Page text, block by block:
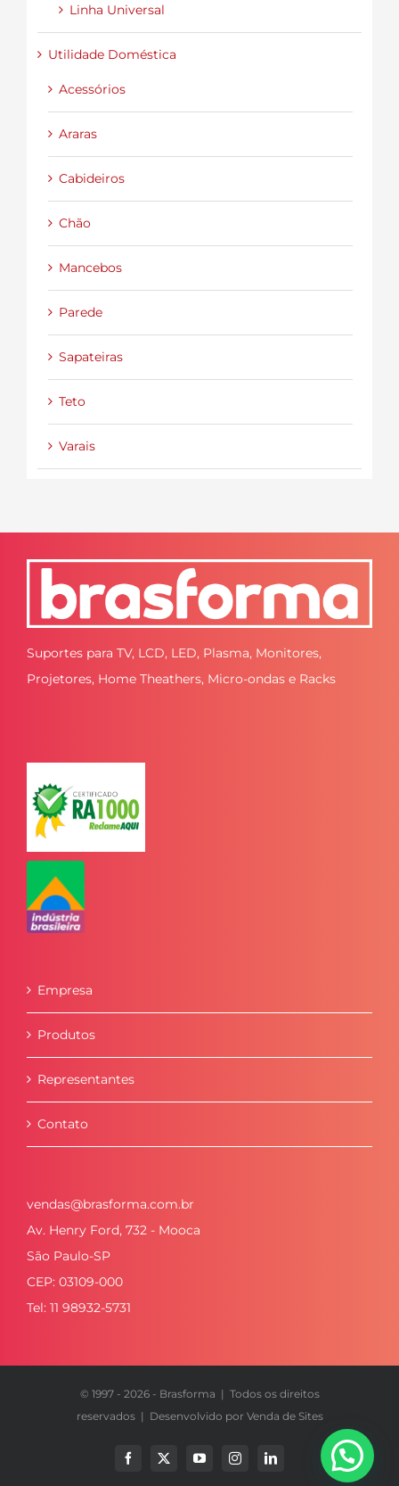
Linha Universal
Utilidade Doméstica
Acessórios
Araras
Cabideiros
Chão
Mancebos
Parede
Sapateiras
Teto
Varais
Suportes para TV, LCD, LED, Plasma, Monitores,
Projetores, Home Theathers, Micro-ondas e Racks
Empresa
Produtos
Representantes
Contato
vendas@brasforma.com.br
Av. Henry Ford, 732 - Mooca
São Paulo-SP
CEP: 03109-000
Tel: 11 98932-5731
© 1997 - 2026 - Brasforma | Todos os direitos
reservados | Desenvolvido por Venda de Sites
Facebook
X YouTubeInstagramLinkedIn